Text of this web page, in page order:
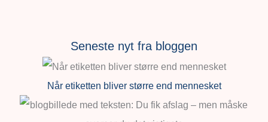
Seneste nyt fra bloggen
Når etiketten bliver større end mennesket